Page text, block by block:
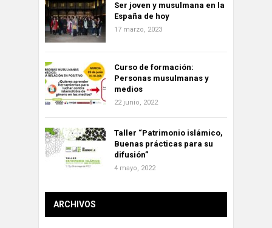
Ser joven y musulmana en la
España de hoy
17 marzo, 2023
Curso de formación:
Personas musulmanas y
medios
22 junio, 2022
Taller “Patrimonio islámico,
Buenas prácticas para su
difusión”
4 mayo, 2022
ARCHIVOS